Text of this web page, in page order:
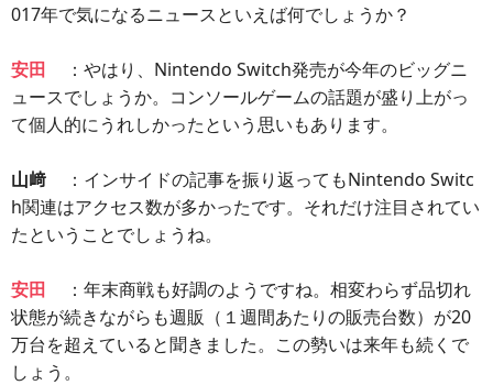
017年で気になるニュースといえば何でしょうか？
安田
：やはり、Nintendo Switch発売が今年のビッグニ
ュースでしょうか。コンソールゲームの話題が盛り上がっ
て個人的にうれしかったという思いもあります。
山﨑
：インサイドの記事を振り返ってもNintendo Switc
h関連はアクセス数が多かったです。それだけ注目されてい
たということでしょうね。
安田
：年末商戦も好調のようですね。相変わらず品切れ
状態が続きながらも週販（１週間あたりの販売台数）が20
万台を超えていると聞きました。この勢いは来年も続くで
しょう。